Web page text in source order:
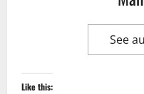
See
Like this: